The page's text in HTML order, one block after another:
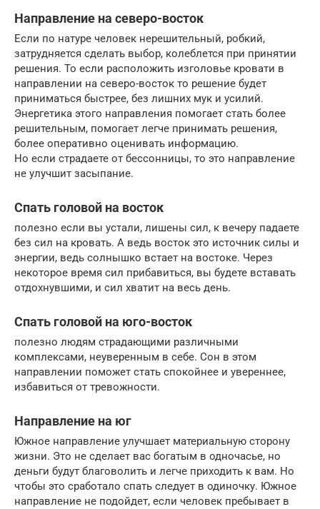
Направление на северо-восток
Если по натуре человек нерешительный, робкий,
затрудняется сделать выбор, колеблется при принятии
решения. То если расположить изголовье кровати в
направлении на северо-восток то решение будет
приниматься быстрее, без лишних мук и усилий.
Энергетика этого направления помогает стать более
решительным, помогает легче принимать решения,
более оперативно оценивать информацию.
Но если страдаете от бессонницы, то это направление
не улучшит засыпание.
Спать головой на восток
полезно если вы устали, лишены сил, к вечеру падаете
без сил на кровать. А ведь восток это источник силы и
энергии, ведь солнышко встает на востоке. Через
некоторое время сил прибавиться, вы будете вставать
отдохнувшими, и сил хватит на весь день.
Спать головой на юго-восток
полезно людям страдающими различными
комплексами, неуверенным в себе. Сон в этом
направлении поможет стать спокойнее и увереннее,
избавиться от тревожности.
Направление на юг
Южное направление улучшает материальную сторону
жизни. Это не сделает вас богатым в одночасье, но
деньги будут благоволить и легче приходить к вам. Но
чтобы это сработало спать следует в одиночку. Южное
направление не подойдет, если человек пребывает в